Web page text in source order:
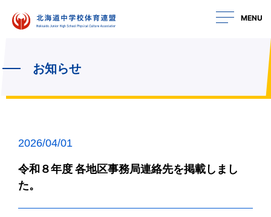
MENU
お知らせ
2026/04/01
令和８年度 各地区事務局連絡先を掲載しまし
た。